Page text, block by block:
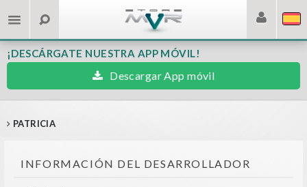
¡DESCÁRGATE NUESTRA APP MÓVIL!
Descargar App móvil
PATRICIA
INFORMACIÓN DEL DESARROLLADOR